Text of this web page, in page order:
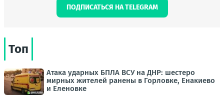
ПОДПИСАТЬСЯ НА TELEGRAM
Топ
Атака ударных БПЛА ВСУ на ДНР: шестеро
мирных жителей ранены в Горловке, Енакиево
и Еленовке